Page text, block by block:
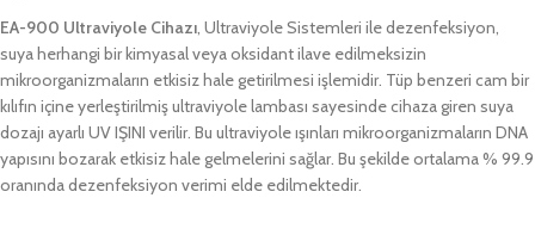
EA-900 Ultraviyole Cihazı, Ultraviyole Sistemleri ile dezenfeksiyon,
suya herhangi bir kimyasal veya oksidant ilave edilmeksizin
mikroorganizmaların etkisiz hale getirilmesi işlemidir. Tüp benzeri cam bir
kılıfın içine yerleştirilmiş ultraviyole lambası sayesinde cihaza giren suya
dozajı ayarlı UV IŞINI verilir. Bu ultraviyole ışınları mikroorganizmaların DNA
yapısını bozarak etkisiz hale gelmelerini sağlar. Bu şekilde ortalama % 99.9
oranında dezenfeksiyon verimi elde edilmektedir.